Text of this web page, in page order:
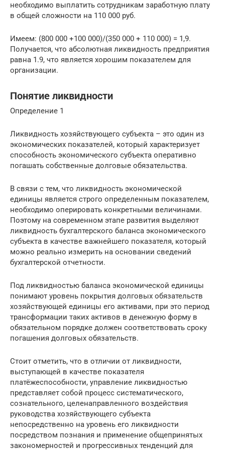
необходимо выплатить сотрудникам заработную плату
в общей сложности на 110 000 руб.
Имеем: (800 000 +100 000)/(350 000 + 110 000) = 1,9.
Получается, что абсолютная ликвидность предприятия
равна 1.9, что является хорошим показателем для
организации.
Понятие ликвидности
Определение 1
Ликвидность хозяйствующего субъекта – это один из
экономических показателей, который характеризует
способность экономического субъекта оперативно
погашать собственные долговые обязательства.
В связи с тем, что ликвидность экономической
единицы является строго определенным показателем,
необходимо оперировать конкретными величинами.
Поэтому на современном этапе развития выделяют
ликвидность бухгалтерского баланса экономического
субъекта в качестве важнейшего показателя, который
можно реально измерить на основании сведений
бухгалтерской отчетности.
Под ликвидностью баланса экономической единицы
понимают уровень покрытия долговых обязательств
хозяйствующей единицы его активами, при это период
трансформации таких активов в денежную форму в
обязательном порядке должен соответствовать сроку
погашения долговых обязательств.
Стоит отметить, что в отличии от ликвидности,
выступающей в качестве показателя
платёжеспособности, управление ликвидностью
представляет собой процесс систематического,
сознательного, целенаправленного воздействия
руководства хозяйствующего субъекта
непосредственно на уровень его ликвидности
посредством познания и применение общепринятых
закономерностей и прогрессивных тенденций для